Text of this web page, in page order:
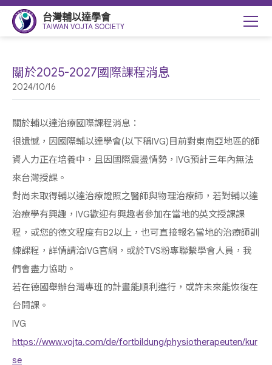
台灣輔以達學會
TAIWAN VOJTA SOCIETY
關於2025-2027國際課程消息
2024/10/16
關於輔以達治療國際課程消息：
很遺憾，因國際輔以達學會(以下稱IVG)目前對東南亞地區的師
資人力正在培養中，且因國際震盪情勢，IVG預計三年內無法
來台灣授課。
對尚未取得輔以達治療證照之醫師與物理治療師，若對輔以達
治療學有興趣，IVG歡迎有興趣者參加在當地的英文授課課
程，或您的德文程度有B2以上，也可直接報名當地的治療師訓
練課程，詳情請洽IVG官網，或於TVS粉專聯繫學會人員，我
們會盡力協助。
若在德國舉辦台灣專班的計畫能順利進行，或許未來能恢復在
台開課。
IVG
https://www.vojta.com/de/fortbildung/physiotherapeuten/kur
se